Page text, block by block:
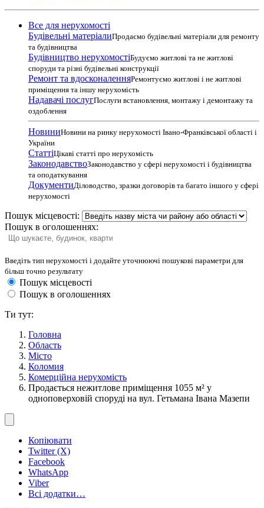
Все для нерухомості
Будівельні матеріалиПродаємо будівельні матеріали для ремонту
та будівництва
Будівництво нерухомостіБудуємо житлові та не житлові
споруди та різні будівельні конструкції
Ремонт та вдосконаленняРемонтуємо житлові і не житлові
приміщення та іншу нерухомість
Надавачі послугПослуги встановлення, монтажу і демонтажу та
оздоблення
НовиниНовини на ринку нерухомості Івано-Франківської області і
України
СтаттіЦікаві статті про нерухомість
ЗаконодавствоЗаконодавство у сфері нерухомості і будівництва
та оподаткування
ДокументиДіловодство, зразки договорів та багато іншого у сфері
нерухомості
Пошук місцевості:
Пошук в оголошеннях:
Введіть тип нерухомості і додайте уточнюючі пошукові параметри для
більш точно результату
Пошук місцевості
Пошук в оголошеннях
Ти тут:
Головна
Область
Місто
Коломия
Комерційна нерухомість
Продається нежитлове приміщення 1055 м² у
одноповерховій споруді на вул. Гетьмана Івана Мазепи
Копіювати
Twitter (X)
Facebook
WhatsApp
Viber
Всі додатки…